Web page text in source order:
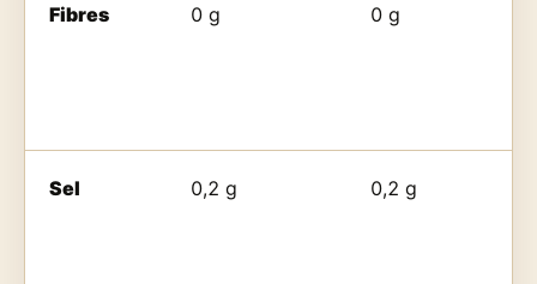
Fibres 0 g 0 g
Sel 0,2 g 0,2 g